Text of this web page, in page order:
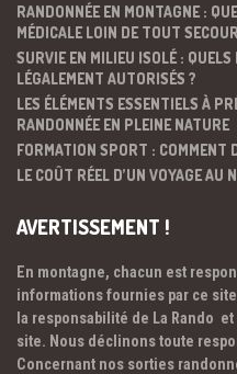
RANDONNÉE EN MONTAGNE :
MÉDICALE LOIN DE TOUT
SURVIE EN MILIEU ISOLÉ :
LÉGALEMENT AUTORISÉS ?
LES ÉLÉMENTS ESSENTIELS À
RANDONNÉE EN PLEINE NATURE
FORMATION SPORT : COMMENT
LE COÛT RÉEL D’UN VOYAGE AU
AVERTISSEMENT !
En montagne, chacun est
informations fournies par ce
la responsabilité de La Rando
site. Nous déclinons toute
Concernant nos sorties